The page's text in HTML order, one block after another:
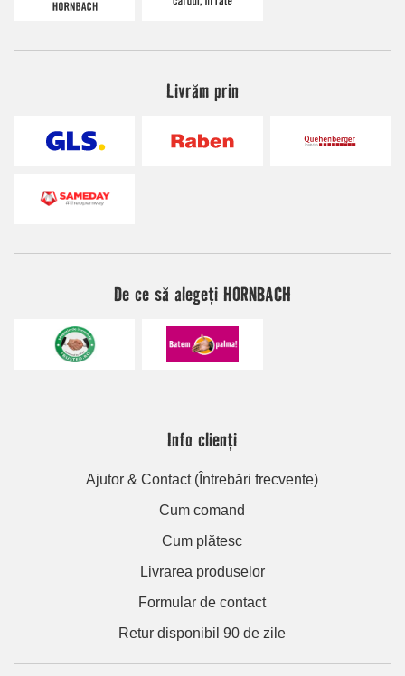
Livrăm prin
De ce să alegeți HORNBACH
Info clienți
Ajutor & Contact (Întrebări frecvente)
Cum comand
Cum plătesc
Livrarea produselor
Formular de contact
Retur disponibil 90 de zile